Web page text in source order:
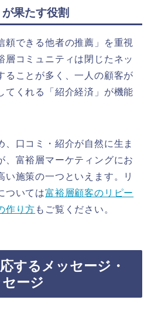
果たす役割
頼できる他者の推薦」を重視
層コミュニティは閉じたネッ
ることが多く、一人の顧客が
てくれる「紹介経済」が機能
、口コミ・紹介が自然に生ま
、富裕層マーケティングにお
い施策の一つといえます。リ
ついては富裕層顧客のリピー
作り方 もご覧ください。
するメッセージ・
ージ